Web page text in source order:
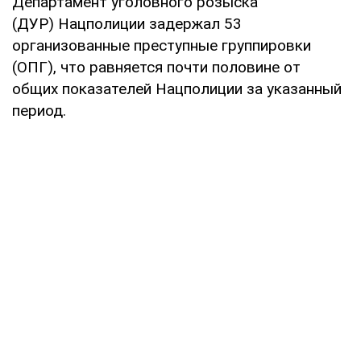
(ДУР) Нацполиции задержал 53
организованные преступные группировки
(ОПГ), что равняется почти половине от
общих показателей Нацполиции за указанный
период.